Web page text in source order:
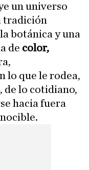
un universo
tradición
botánica y una
de color,
lo que le rodea,
de lo cotidiano,
hacia fuera